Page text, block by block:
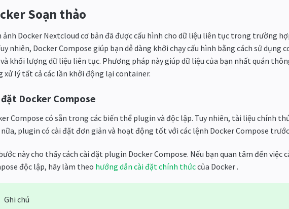
Soạn thảo
ảnh Docker Nextcloud cơ bản đã được cấu hình cho dữ liệu liên tục trong trường
nhiên, Docker Compose giúp bạn dễ dàng khởi chạy cấu hình bằng cách sử dụng
khối lượng dữ liệu liên tục. Phương pháp này giúp dữ liệu của bạn nhất quán
xử lý tất cả các lần khởi động lại container.
đặt Docker Compose
Compose có sẵn trong các biến thể plugin và độc lập. Tuy nhiên, tài liệu chính
plugin có cài đặt đơn giản và hoạt động tốt với các lệnh Docker Compose trước
này cho thấy cách cài đặt plugin Docker Compose. Nếu bạn quan tâm đến việc
độc ​​lập, hãy làm theo hướng dẫn cài đặt chính thứccủa Docker .
Ghi chú